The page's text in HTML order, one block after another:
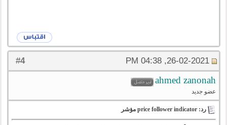
#
4 26-02-2021, 04:38 PM
ahmed zanonah
عضو جديد
رد: price follower indicator مؤشر